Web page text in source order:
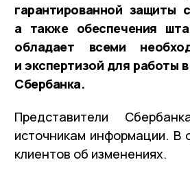
гарантированной защиты
а также обеспечения
обладает всеми
и экспертизой для работы
Сбербанка.
Представители
источникам информации. В
клиентов об изменениях.